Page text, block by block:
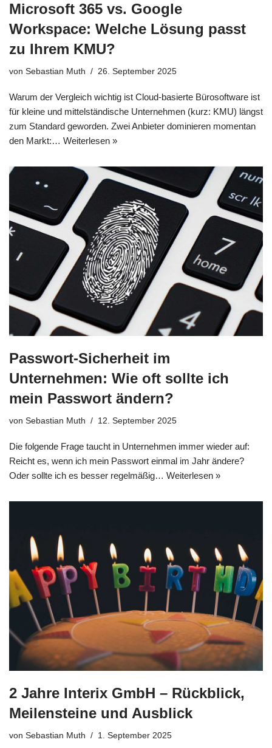
Microsoft 365 vs. Google
Workspace: Welche Lösung passt
zu Ihrem KMU?
von Sebastian Muth 26. September 2025
Warum der Vergleich wichtig ist Cloud-basierte Bürosoftware ist
für kleine und mittelständische Unternehmen (kurz: KMU) längst
zum Standard geworden. Zwei Anbieter dominieren momentan
den Markt:… Weiterlesen »
Passwort-Sicherheit im
Unternehmen: Wie oft sollte ich
mein Passwort ändern?
von Sebastian Muth 12. September 2025
Die folgende Frage taucht in Unternehmen immer wieder auf:
Reicht es, wenn ich mein Passwort einmal im Jahr ändere?
Oder sollte ich es besser regelmäßig… Weiterlesen »
2 Jahre Interix GmbH – Rückblick,
Meilensteine und Ausblick
von Sebastian Muth 1. September 2025